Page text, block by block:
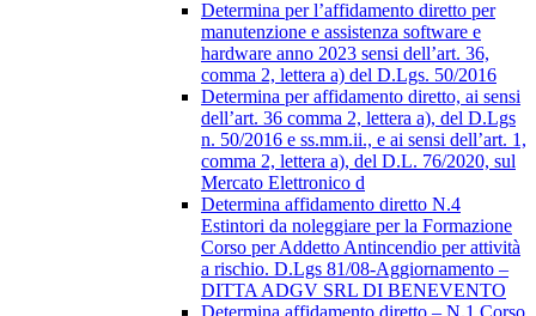
Determina per l’affidamento diretto per
manutenzione e assistenza software e
hardware anno 2023 sensi dell’art. 36,
comma 2, lettera a) del D.Lgs. 50/2016
Determina per affidamento diretto, ai sensi
dell’art. 36 comma 2, lettera a), del D.Lgs
n. 50/2016 e ss.mm.ii., e ai sensi dell’art. 1,
comma 2, lettera a), del D.L. 76/2020, sul
Mercato Elettronico d
Determina affidamento diretto N.4
Estintori da noleggiare per la Formazione
Corso per Addetto Antincendio per attività
a rischio. D.Lgs 81/08-Aggiornamento –
DITTA ADGV SRL DI BENEVENTO